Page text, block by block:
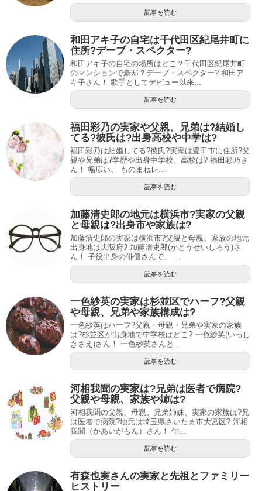
記事を読む
和田アキ子の自宅は千代田区紀尾井町に
住所?デーブ・スペクター?
和田アキ子の自宅の場所はどこ？千代田区紀尾井町
のマンションで豪邸？デーブ・スペクター? 和田ア
キ子さん！ 歌手としてデビュー以来...
記事を読む
福田彩乃の実家や父親、兄弟は?結婚し
てる?彼氏は?出身高校や中学は?
福田彩乃は結婚してる?彼氏?実家は豊田市に住所?父
親や兄弟は?学歴や出身中学校、高校は? 福田彩乃さ
ん！ 幅広い、 ものまねレ...
記事を読む
加藤清史郎の地元は横浜市?実家の父親
と母親は?出身市や家族は?
加藤清史郎の実家は横浜市?父親と母親、家族の地元
出身地は大阪府? 加藤清史郎(かとうせいしろう)さ
ん！ 子役出身の俳優さんで、 ...
記事を読む
一色紗英の実家は杉並区でハーフ?父親
や母親、兄弟や家族構成は?
一色紗英はハーフ?父親・母親・兄弟や実家の家族
は?杉並区が出身地で中学校はどこ? 一色紗英(いっし
きさえ)さん！ 一色紗英さんと...
記事を読む
河相我聞の実家は?兄弟は医者で病院?
父親や母親、家族や姉は?
河相我聞の父親、母親、兄弟姉妹、実家の家族は?兄
は医者で病院?地元は埼玉県さいたま市大宮区? 河相
我聞（かあいがもん）さん！ 俳...
記事を読む
有森也実さんの実家と先祖とファミリー
ヒストリー